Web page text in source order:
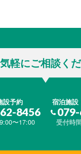
軽にご相談く
設予約
8456
〜17:00
宿泊施設
受付時